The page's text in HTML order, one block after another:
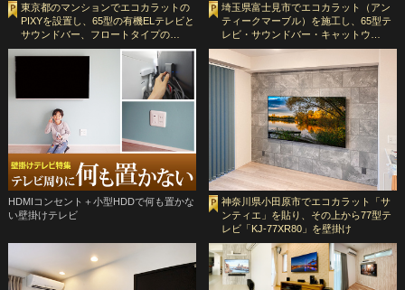
東京都のマンションでエコカラットの
PIXYを設置し、65型の有機ELテレビと
サウンドバー、フロートタイプの…
埼玉県富士見市でエコカラット（アン
ティークマーブル）を施工し、65型テ
レビ・サウンドバー・キャットウ…
HDMIコンセント＋小型HDDで何も置かな
い壁掛けテレビ
神奈川県小田原市でエコカラット「サ
ンティエ」を貼り、その上から77型テ
レビ「KJ-77XR80」を壁掛け